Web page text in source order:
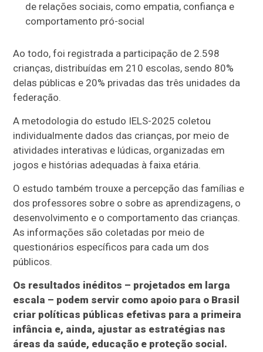
de relações sociais, como empatia, confiança e
comportamento pró-social
Ao todo, foi registrada a participação de 2.598
crianças, distribuídas em 210 escolas, sendo 80%
delas públicas e 20% privadas das três unidades da
federação.
A metodologia do estudo IELS-2025 coletou
individualmente dados das crianças, por meio de
atividades interativas e lúdicas, organizadas em
jogos e histórias adequadas à faixa etária.
O estudo também trouxe a percepção das famílias e
dos professores sobre o sobre as aprendizagens, o
desenvolvimento e o comportamento das crianças.
As informações são coletadas por meio de
questionários específicos para cada um dos
públicos.
Os resultados inéditos – projetados em larga
escala – podem servir como apoio para o Brasil
criar políticas públicas efetivas para a primeira
infância e, ainda, ajustar as estratégias nas
áreas da saúde, educação e proteção social.